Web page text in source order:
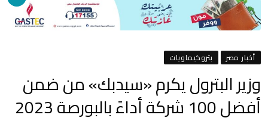
أخبار مصر بتروكيماويات
وزير البترول يكرم «سيدبك» من ضمن
أفضل 100 شركة أداءً بالبورصة 2023